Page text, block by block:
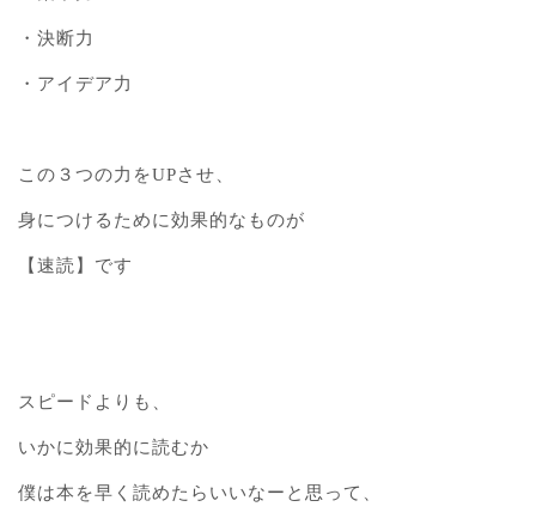
・決断力
・アイデア力
この３つの力をUPさせ、
身につけるために効果的なものが
【速読】です
スピードよりも、
いかに効果的に読むか
僕は本を早く読めたらいいなーと思って、